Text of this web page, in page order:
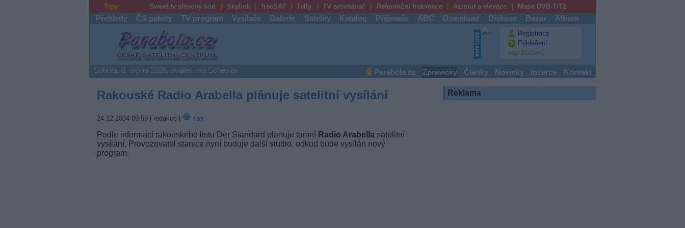
Tipy: Sweet.tv slevový kód Skylink freeSAT Telly TV srovnávač Referenční frekvence Azimut a elevace Mapa DVB-T/T2
Přehledy ČS pakety TV program Vysílače Galerie Satelity Katalog Přijímače ABC Download Diskuse Bazar Album
Parabola.cz
Registrace
Přihlášení
nepřihlášený
Sobota, 8. srpna 2026, svátek má Soběslav Parabola.cz Zprávičky Články Novinky Inzerce Kontakt
Rakouské Radio Arabella plánuje satelitní vysílání
24.12.2004 09:59| redakce | tisk
Podle informací rakouského listu Der Standard plánuje tamní Radio Arabellasatelitní
vysílání. Provozovatel stanice nyní buduje další studio, odkud bude vysílán nový
program.
Reklama